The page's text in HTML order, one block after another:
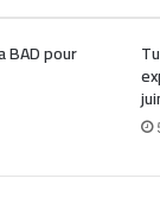
BAD pour